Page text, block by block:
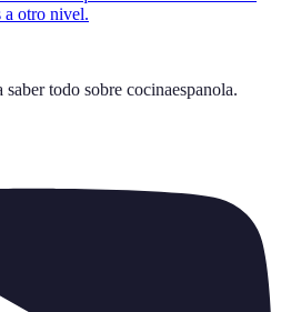
a otro nivel.
todo sobre cocinaespanola.